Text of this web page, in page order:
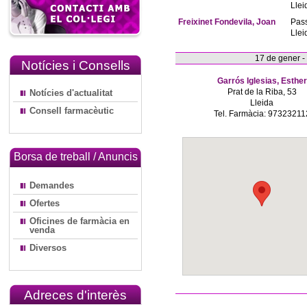
Notícies i Consells
Notícies d'actualitat
Consell farmacèutic
Borsa de treball / Anuncis
Demandes
Ofertes
Oficines de farmàcia en
venda
Diversos
Adreces d'interès
Freixinet Fondevila, Joan
17 de gener
Garrós Iglesias, Esther
Prat de la Riba, 53
Lleida
Tel. Farmàcia: